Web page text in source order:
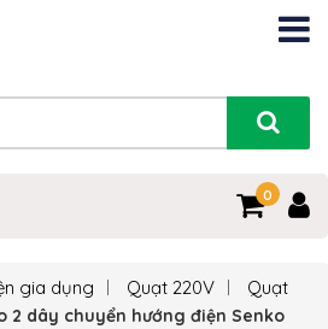
0
gia dụng Quạt 220V
Quạt
2 dây chuyển hướng điện Senko